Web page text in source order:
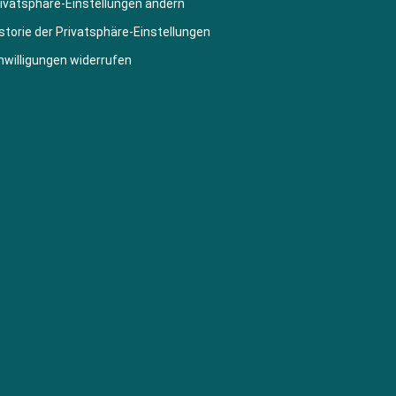
Einstellungen ändern
der Privatsphäre-Einstellungen
widerrufen